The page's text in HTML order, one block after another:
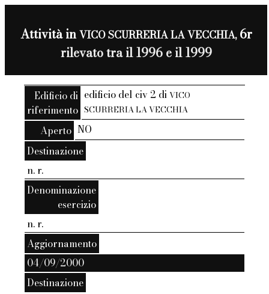
Attività inVICO SCURRERIA LA VECCHIA,6r
rilevato tra il 1996 e il 1999
Edificio di
riferimento
edificio del civ 2 diVICO
SCURRERIA LA VECCHIA
Aperto NO
Destinazione
n. r.
Denominazione
esercizio
n. r.
Aggiornamento
04/09/2000
Destinazione